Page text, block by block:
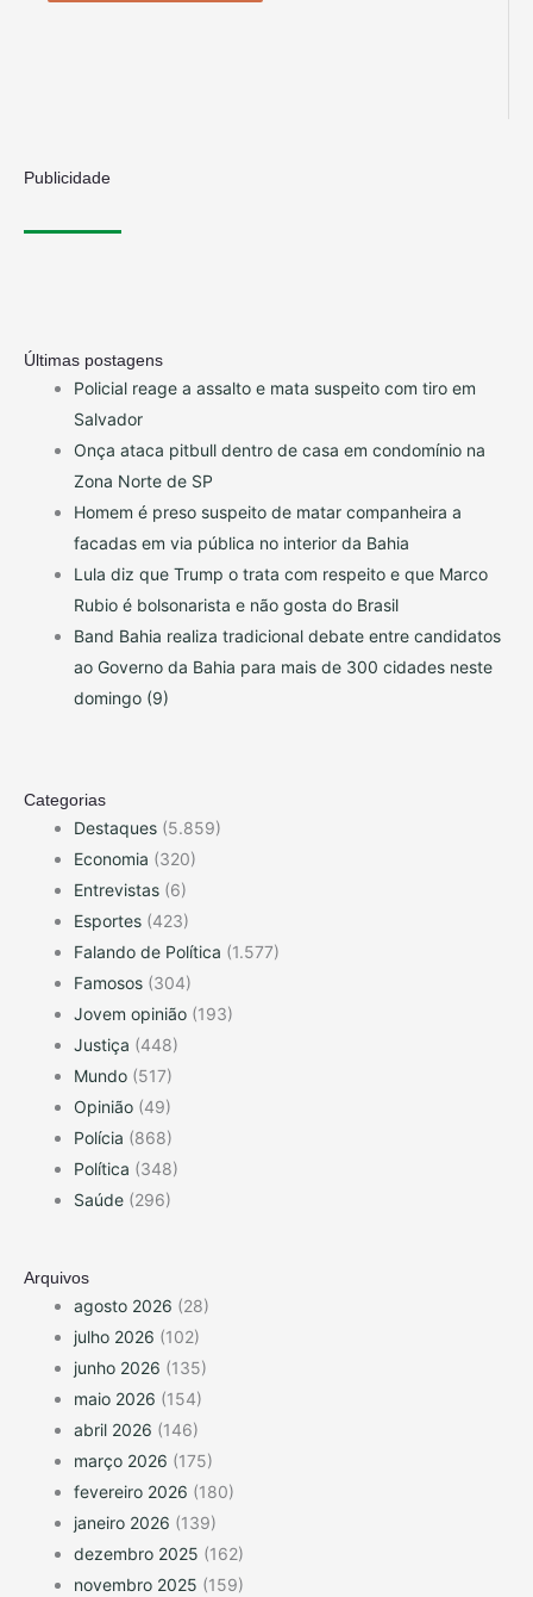
Publicidade
Últimas postagens
Policial reage a assalto e mata suspeito com tiro em
Salvador
Onça ataca pitbull dentro de casa em condomínio na
Zona Norte de SP
Homem é preso suspeito de matar companheira a
facadas em via pública no interior da Bahia
Lula diz que Trump o trata com respeito e que Marco
Rubio é bolsonarista e não gosta do Brasil
Band Bahia realiza tradicional debate entre candidatos
ao Governo da Bahia para mais de 300 cidades neste
domingo (9)
Categorias
Destaques (5.859)
Economia (320)
Entrevistas (6)
Esportes (423)
Falando de Política (1.577)
Famosos (304)
Jovem opinião (193)
Justiça (448)
Mundo (517)
Opinião (49)
Polícia (868)
Política (348)
Saúde (296)
Arquivos
agosto 2026 (28)
julho 2026 (102)
junho 2026 (135)
maio 2026 (154)
abril 2026 (146)
março 2026 (175)
fevereiro 2026 (180)
janeiro 2026 (139)
dezembro 2025 (162)
novembro 2025 (159)